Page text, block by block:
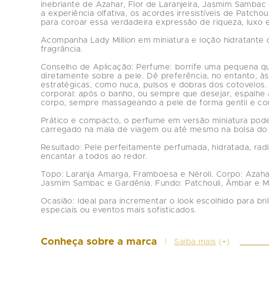
inebriante de Azahar, Flor de Laranjeira, Jasmim
a experiência olfativa, os acordes irresistíveis de
para coroar essa verdadeira expressão de riqueza, luxo
Acompanha Lady Million em miniatura e loção hidratante
fragrância.
Conselho de Aplicação: Perfume: borrife uma pequena
diretamente sobre a pele. Dê preferência, no entanto,
estratégicas, como nuca, pulsos e dobras dos
corporal: após o banho, ou sempre que desejar,
corpo, sempre massageando a pele de forma gentil e
Prático e compacto, o perfume em versão miniatura
carregado na mala de viagem ou até mesmo na bolsa do
Resultado: Pele perfeitamente perfumada, hidratada,
encantar a todos ao redor.
Topo: Laranja Amarga, Framboesa e Néroli. Corpo:
Jasmim Sambac e Gardênia. Fundo: Patchouli, Âmbar e
Ocasião: Ideal para incrementar o look escolhido para
especiais ou eventos mais sofisticados.
Conheça sobre a marca Saiba mais (+)